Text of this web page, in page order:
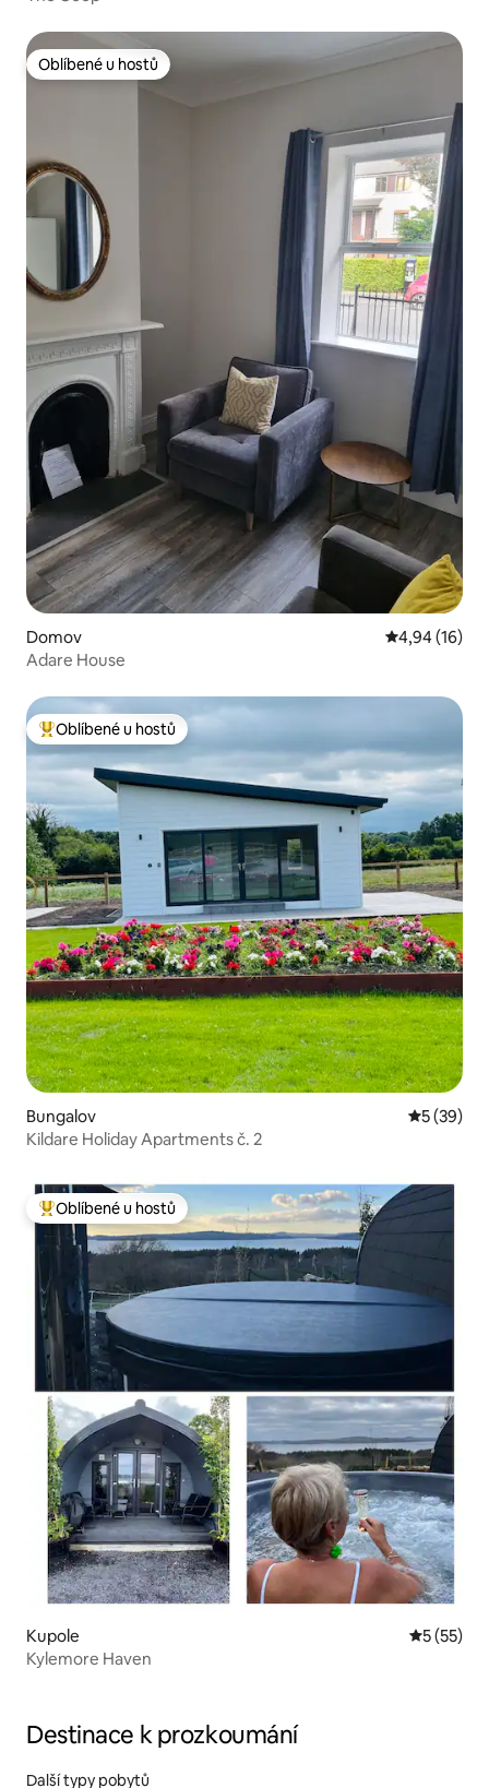
Oblíbené u hostů
Oblíbené u hostů
Domov Průměrné
4,94 (16)
Adare House
Nejlepší v kategorii Oblíbené u hostů
Oblíbené u hostů
Bungalov Průměrné
5 (39)
Kildare Holiday Apartments č. 2
Nejlepší v kategorii Oblíbené u hostů
Oblíbené u hostů
Kupole Průměrné
5 (55)
Kylemore Haven
Destinace k prozkoumání
Další typy pobytů